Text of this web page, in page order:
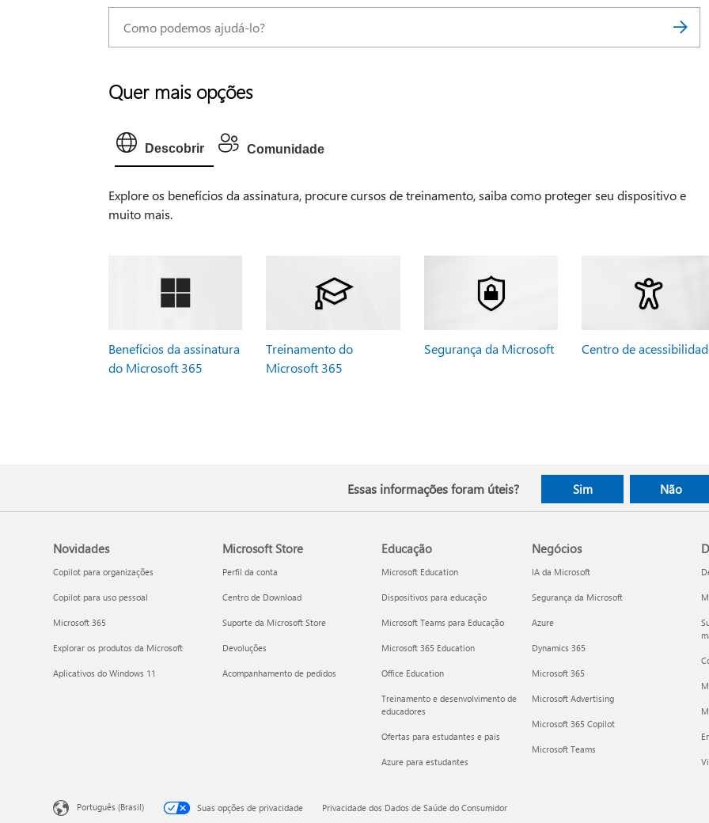
Quer mais opções
Descobrir Comunidade
Explore os benefícios da assinatura, procure cursos de treinamento, saiba como proteger seu dispositivo e
muito mais.
Benefícios da assinatura
do Microsoft 365
Treinamento do
Microsoft 365
Segurança da Microsoft Centro de
Essas informações foram úteis? Sim Não
Novidades
Copilot para organizações
Copilot para uso pessoal
Microsoft 365
Explorar os produtos da Microsoft
Aplicativos do Windows 11
Microsoft Store
Perfil da conta
Centro de Download
Suporte da Microsoft Store
Devoluções
Acompanhamento de pedidos
Educação
Microsoft Education
Dispositivos para educação
Microsoft Teams para Educação
Microsoft 365 Education
Office Education
Treinamento e desenvolvimento de
educadores
Ofertas para estudantes e pais
Azure para estudantes
Negócios
IA da Microsoft
Segurança da Microsoft
Azure
Dynamics 365
Microsoft 365
Microsoft Advertising
Microsoft 365 Copilot
Microsoft Teams
Português (Brasil) Suas opções de privacidade
Privacidade dos Dados de Saúde do Consumidor